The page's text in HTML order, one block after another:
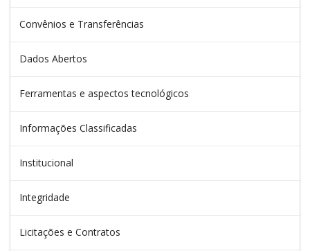
Convênios e Transferências
Dados Abertos
Ferramentas e aspectos tecnológicos
Informações Classificadas
Institucional
Integridade
Licitações e Contratos